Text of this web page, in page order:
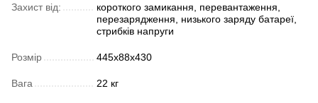
Захист від:
короткого замикання, перевантаження,
перезарядження, низького заряду батареї,
стрибків напруги
Розмір 445х88х430
Вага 22 кг